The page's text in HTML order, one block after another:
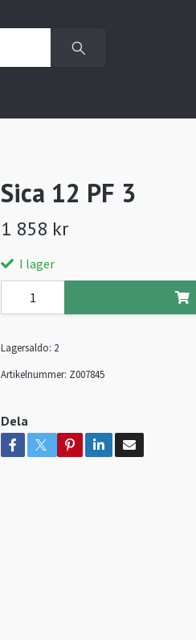
Sica 12 PF 3
1 858 kr
I lager
Lagersaldo: 2
Artikelnummer: Z007845
Dela